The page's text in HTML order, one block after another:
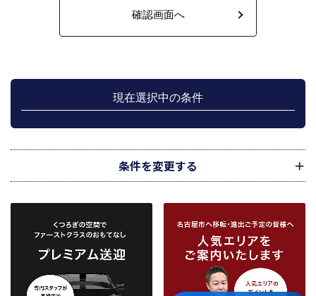
不動産の売買契約又は賃貸契約の相手方を探索すること、及び売買、賃貸借、
上記、1.から 5.の業務に付随する、お客様にとって有用と思われる当社及び提
携先のご案内や商品の発送、関連するアフターサービス、また、管理において
のメンテナンス等の業務に関するお知らせ等に利用します。
介の依頼者に提供することがあります。
下記３記載の第三者に提供します。
物件の申込者様・購入者様管理もしくは媒介の委託を受けた不動産の所有者そ
の他権利者様から受領した申込書、契約書等に記載された個人情報、その他適
正な手段で入手した個人情報を有しています。
お客様との契約の履行、賃貸取引にあっては契約管理、売買取引にあっては契
約後の管理・アフターサービス実施のため利用します。
当社は、当社の他の不動産物件におけるサービスの紹介並びにお客様にとって
現在選択中の条件
条件を変更する
市区町村 地図
から検索